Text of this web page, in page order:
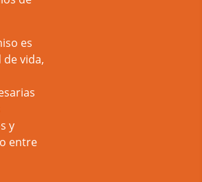
es
vida,
y
entre